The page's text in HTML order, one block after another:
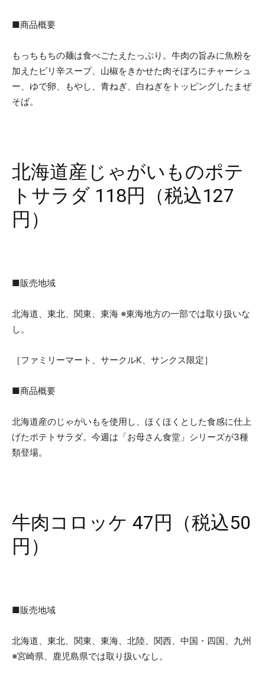
■商品概要
もっちもちの麺は食べごたえたっぷり。牛肉の旨みに魚粉を
加えたピリ辛スープ、山椒をきかせた肉そぼろにチャーシュ
ー、ゆで卵、もやし、青ねぎ、白ねぎをトッピングしたまぜ
そば。
北海道産じゃがいものポテ
トサラダ 118円（税込127
円）
■販売地域
北海道、東北、関東、東海 ※東海地方の一部では取り扱いな
し。
［ファミリーマート、サークルK、サンクス限定］
■商品概要
北海道産のじゃがいもを使用し、ほくほくとした食感に仕上
げたポテトサラダ。今週は「お母さん食堂」シリーズが3種
類登場。
牛肉コロッケ 47円（税込50
円）
■販売地域
北海道、東北、関東、東海、北陸、関西、中国・四国、九州
※宮崎県、鹿児島県では取り扱いなし。